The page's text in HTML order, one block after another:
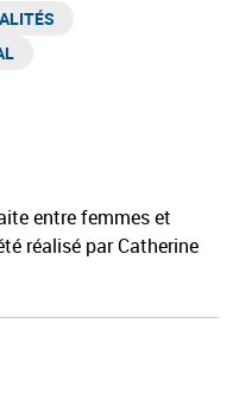
entre femmes et
réalisé par Catherine